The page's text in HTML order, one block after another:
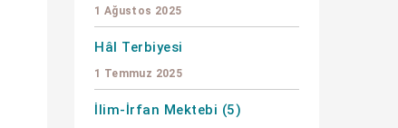
1 Ağustos 2025
Hâl Terbiyesi
1 Temmuz 2025
İlim-İrfan Mektebi (5)